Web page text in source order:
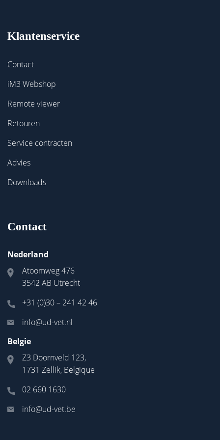
Klantenservice
Contact
iM3 Webshop
Remote viewer
Retouren
Service contracten
Advies
Downloads
Contact
Nederland
Atoomweg 476
3542 AB Utrecht
+31 (0)30 – 241 42 46
info@ud-vet.nl
Belgie
Z3 Doornveld 123,
1731 Zellik, Belgique
02 660 1630
info@ud-vet.be